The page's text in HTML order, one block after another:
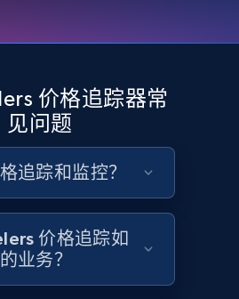
- collects products from
Images, Variations, and
立即开始
价格追踪器常
见问题
追踪和监控？
价格追踪如
业务？